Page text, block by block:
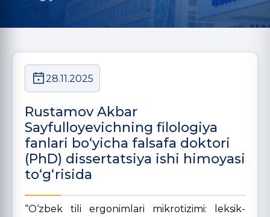
28.11.2025
Rustamov Akbar
Sayfulloyevichning filologiya
fanlari bo‘yicha falsafa doktori
(PhD) dissertatsiya ishi himoyasi
to‘g‘risida
“O‘zbek tili ergonimlari mikrotizimi: leksik-